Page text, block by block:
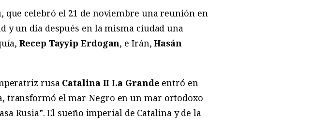
que celebró el 21 de noviembre una reunión en
y un día después en la misma ciudad una
Recep Tayyip Erdogan, e Irán,Hasán
rusa Catalina II La Grande entró en
transformó el mar Negro en un mar ortodoxo
Rusia”. El sueño imperial de Catalina y de la